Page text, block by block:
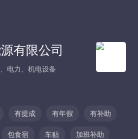
有限公司
电力、机电设备
有提成 有年假 有补助
包食宿 车贴 加班补助